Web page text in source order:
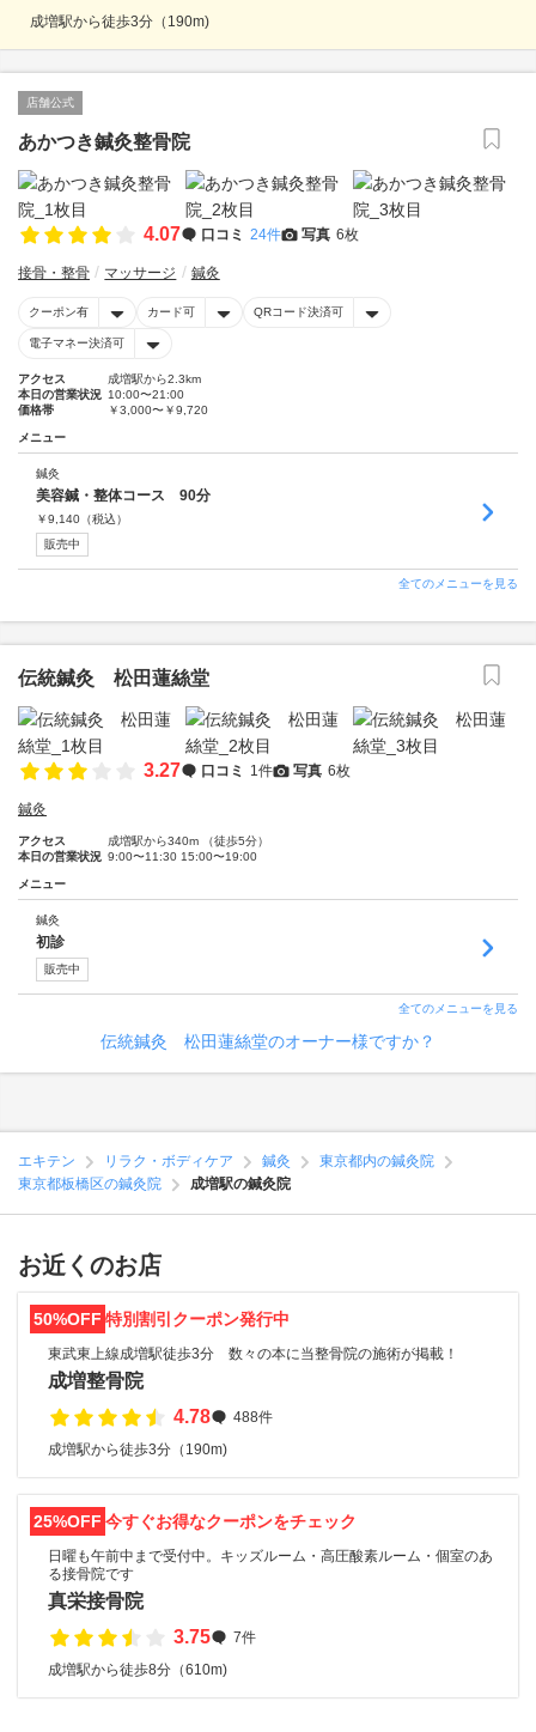
成増駅から徒歩3分（190m)
店舗公式
あかつき鍼灸整骨院
4.07 口コミ 24件 写真 6枚
接骨・整骨 マッサージ 鍼灸
クーポン有 カード可 QRコード決済可
電子マネー決済可
アクセス
成増駅から2.3km
本日の営業状況 10:00〜21:00
価格帯
￥3,000〜￥9,720
メニュー
鍼灸
美容鍼・整体コース 90分
￥9,140 （税込）
販売中
全てのメニューを見る
伝統鍼灸 松田蓮絲堂
3.27 口コミ 1件 写真 6枚
鍼灸
アクセス
成増駅から340m （徒歩5分）
本日の営業状況 9:00〜11:30 15:00〜19:00
メニュー
鍼灸
初診
販売中
全てのメニューを見る
伝統鍼灸 松田蓮絲堂のオーナー様ですか？
エキテン リラク・ボディケア 鍼灸
東京都内の鍼灸院
東京都板橋区の鍼灸院
成増駅の鍼灸院
お近くのお店
50%OFF 特別割引クーポン発行中
東武東上線成増駅徒歩3分 数々の本に当整骨院の施術が掲載！
成増整骨院
4.78
488件
成増駅から徒歩3分（190m)
25%OFF 今すぐお得なクーポンをチェック
日曜も午前中まで受付中。キッズルーム・高圧酸素ルーム・個室のあ
る接骨院です
真栄接骨院
3.75
7件
成増駅から徒歩8分（610m)